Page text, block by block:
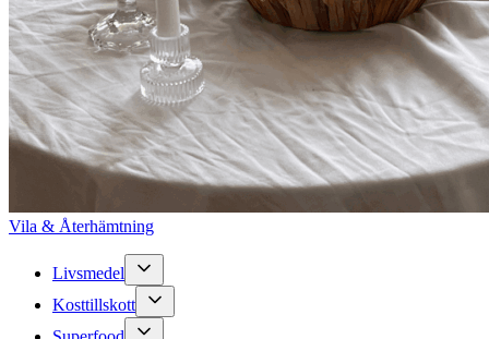
Vila & Återhämtning
Livsmedel
Kosttillskott